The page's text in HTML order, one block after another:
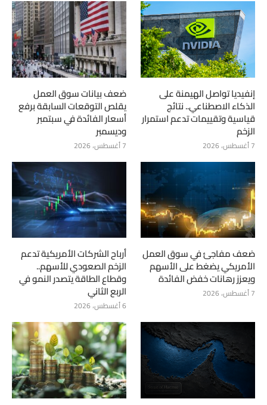
إنفيديا تواصل الهيمنة على
الذكاء الاصطناعي.. نتائج
قياسية وتقييمات تدعم استمرار
الزخم
7 أغسطس، 2026
ضعف بيانات سوق العمل
يقلص التوقعات السابقة برفع
أسعار الفائدة في سبتمبر
وديسمبر
7 أغسطس، 2026
ضعف مفاجئ في سوق العمل
الأمريكي يضغط على الأسهم
ويعزز رهانات خفض الفائدة
7 أغسطس، 2026
أرباح الشركات الأمريكية تدعم
الزخم الصعودي للأسهم..
وقطاع الطاقة يتصدر النمو في
الربع الثاني
6 أغسطس، 2026